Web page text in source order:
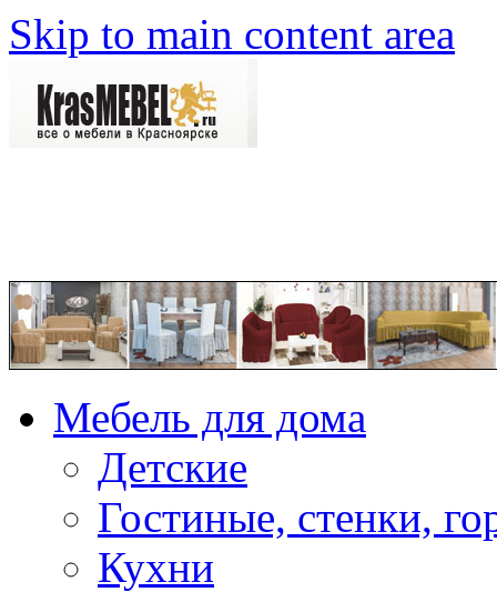
Skip to main content area
Мебель для дома
Детские
Гостиные, стенки,
Кухни